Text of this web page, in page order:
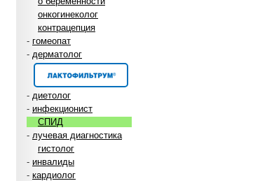
онкогинеколог
контрацепция
- гомеопат
- дерматолог
- диетолог
- инфекционист
СПИД
- лучевая диагностика
гистолог
- инвалиды
- кардиолог